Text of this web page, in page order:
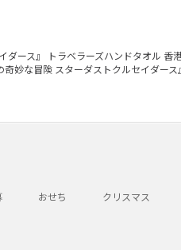
ダース』 トラベラーズハンドタオル 香
奇妙な冒険 スターダストクルセイダー
おせち クリスマス